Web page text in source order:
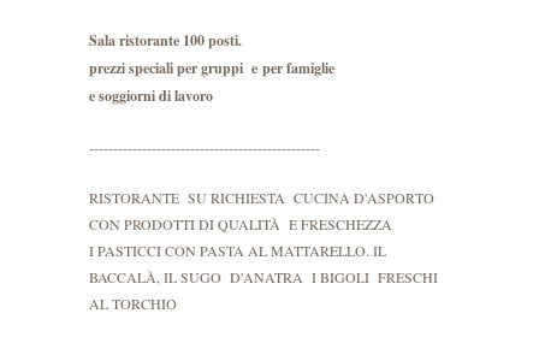
Sala ristorante 100 posti.
prezzi speciali per gruppi e per famiglie
e soggiorni di lavoro
------------------------------------------------
RISTORANTE SU RICHIESTA CUCINA D'ASPORTO
CON PRODOTTI DI QUALITÀ E FRESCHEZZA
I PASTICCI CON PASTA AL MATTARELLO. IL
BACCALÀ, IL SUGO D'ANATRA I BIGOLI FRESCHI
AL TORCHIO